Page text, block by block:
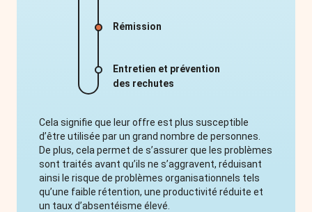
Rémission
Entretien et prévention
des rechutes
Cela signifie que leur offre est plus susceptible
d’être utilisée par un grand nombre de personnes.
De plus, cela permet de s’assurer que les problèmes
sont traités avant qu’ils ne s’aggravent, réduisant
ainsi le risque de problèmes organisationnels tels
qu’une faible rétention, une productivité réduite et
un taux d’absentéisme élevé.